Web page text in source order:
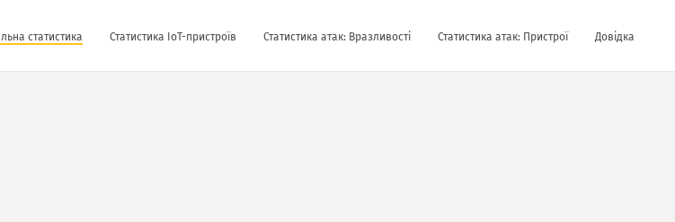
статистика Статистика IoT-пристроїв Статистика атак: Вразливості Статистика атак: Пристрої Довідка